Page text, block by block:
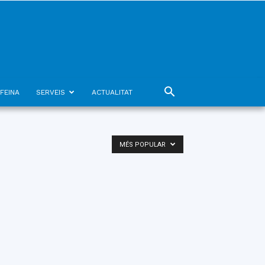
SERVEIS ACTUALITAT
MÉS POPULAR